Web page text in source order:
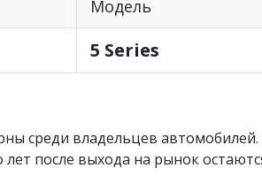
Модель
5 Series
среди владельцев
после выхода на рынок